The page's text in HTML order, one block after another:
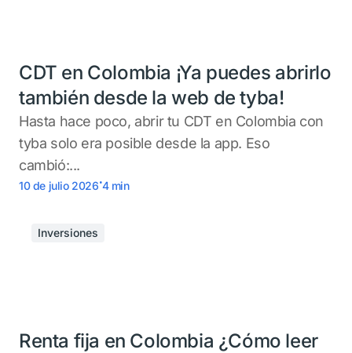
CDT en Colombia ¡Ya puedes abrirlo
también desde la web de tyba!
Hasta hace poco, abrir tu CDT en Colombia con
tyba solo era posible desde la app. Eso
cambió:...
10 de julio 2026.4 min
Inversiones
Renta fija en Colombia ¿Cómo leer